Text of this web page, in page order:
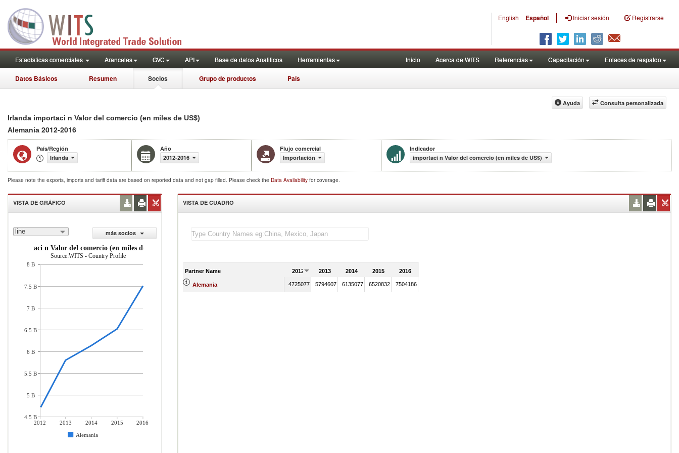
English Español | Iniciar sesión Registrarse
Estadísticas comerciales Aranceles GVC API Base de datos Analiticos Herramientas Inicio Acerca de WITS Referencias Capacitación Enlaces de respaldo
Datos Básicos Resumen Socios Grupo de productos País
Consulta personalizada
Ayuda
Irlanda importaci n Valor del comercio (en miles de US$)
Alemania 2012-2016
País/Región
Irlanda
Año
2012-2016
Flujo comercial
Importación
Indicador
importaci n Valor del comercio (en miles de US$)
Please note the exports, imports and tariff data are based on reported data and not gap filled. Please check the Data Availability for coverage.
VISTA DE GRÁFICO
line
más socios
importaci n Valor del comercio (en miles de US$)
Source:WITS - Country Profile
2012 2013 2014 2015
2016
Alemania
8 B
7.5 B
7 B
6.5 B
6 B
5.5 B
5 B
4.5 B
VISTA DE CUADRO
Partner Name 2012 2013 2014 2015 2016
Alemania 4725077 5794607 6135077 6520832 7504186